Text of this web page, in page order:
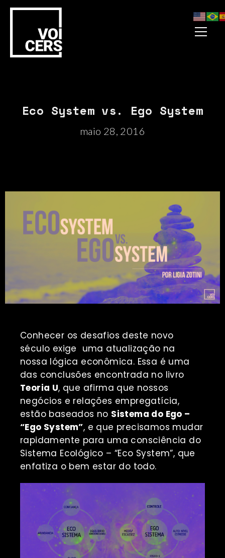
Eco System vs. Ego System
maio 28, 2016
Conhecer os desafios deste novo
século exige uma atualização na
nossa lógica econômica. Essa é uma
das conclusões encontrada no livro
Teoria U, que afirma que nossos
negócios e relações empregatícia,
estão baseados no Sistema do Ego –
“Ego System”, e que precisamos mudar
rapidamente para uma consciência do
Sistema Ecológico – “Eco System”, que
enfatiza o bem estar do todo.